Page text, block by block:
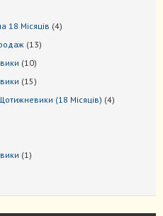
18 Місяців 44
1313
1010
1515
(18 Місяців) 44
1 1